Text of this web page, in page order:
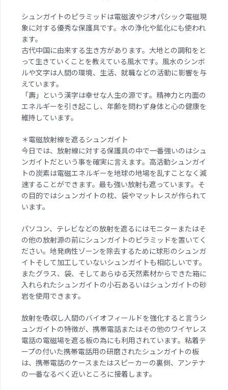
シュンガイトのピラミッドは電磁波やジオパシック電磁現
象に対する優秀な保護具です。水の浄化や鉱化にも使われ
ます。
古代中国に由来する生き方があります。大地との調和をと
って生きていくことを教えている風水です。風水のシンボ
ルや文字は人間の環境、生活、就職などの活動に影響を与
えています。
「壽」という漢字は幸せな人生の源です。精神力と内面の
エネルギーを引き起こし、年齢を問わず身体と心の健康を
維持しています。
＊電磁放射線を遮るシュンガイト
今日では、放射線に対する保護具の中で一番強いのはシュ
ンガイトだという事を確実に言えます。高活動シュンガイ
トの炭素は電磁エネルギーを地球の地場を乱すことなく減
速することができます。最も強い放射も遮っています。そ
の目的ではシュンガイトの枕、袋やマットレスが作られて
います。
パソコン、テレビなどの放射を遮るにはモニターまたはそ
の他の放射源の前にシュンガイトのピラミッドを置いてく
ださい。地発病性ゾーンを除去するために球形のシュンガ
イトそして加工していないシュンガイトも相応しいです。
またグラス、袋、そしてあらゆる天然素材からできた箱に
入れられたシュンガイトの小石あるいはシュンガイトの砂
岩を使用できます。
放射を吸収し人間のバイオフィールドを強化すると言うシ
ュンガイトの特徴が、携帯電話またはその他のワイヤレス
電話の電磁場を遮る板の為にも利用されています。粘着テ
ープの付いた携帯電話用の研磨されたシュンガイトの板
は、携帯電話のケースまたはスピーカーの裏側、アンテナ
の一番なるべく近いところに接着します。